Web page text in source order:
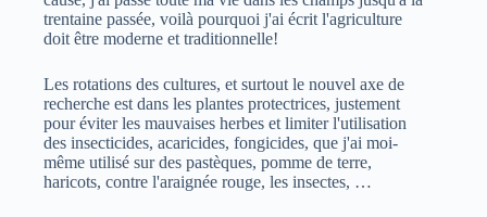
trentaine passée, voilà pourquoi j'ai écrit l'agriculture
doit être moderne et traditionnelle!
Les rotations des cultures, et surtout le nouvel axe de
recherche est dans les plantes protectrices, justement
pour éviter les mauvaises herbes et limiter l'utilisation
des insecticides, acaricides, fongicides, que j'ai moi-
même utilisé sur des pastèques, pomme de terre,
haricots, contre l'araignée rouge, les insectes, …